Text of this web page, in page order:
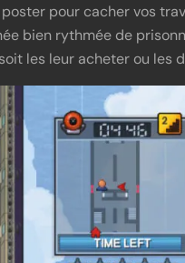
pour cacher vos
bien rythmée de
les leur acheter ou les